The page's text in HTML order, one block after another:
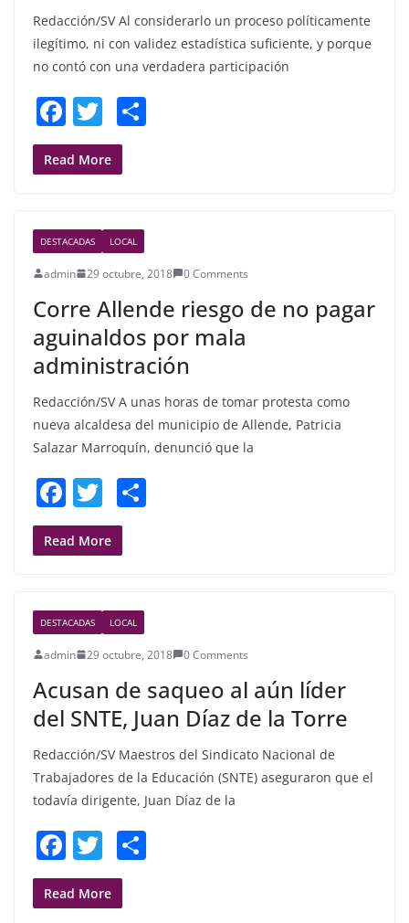
Redacción/SV Al considerarlo un proceso políticamente
ilegítimo, ni con validez estadística suficiente, y porque
no contó con una verdadera participación
F
a
c
b
o
o
k
T
w
itt
Read More
DESTACADAS LOCAL
admin 29 octubre, 2018 0 Comments
Corre Allende riesgo de no pagar
aguinaldos por mala
administración
Redacción/SV A unas horas de tomar protesta como
nueva alcaldesa del municipio de Allende, Patricia
Salazar Marroquín, denunció que la
F
a
c
b
o
o
k
T
w
itt
Read More
DESTACADAS LOCAL
admin 29 octubre, 2018 0 Comments
Acusan de saqueo al aún líder
del SNTE, Juan Díaz de la Torre
Redacción/SV Maestros del Sindicato Nacional de
Trabajadores de la Educación (SNTE) aseguraron que el
todavía dirigente, Juan Díaz de la
F
a
c
T
w
itt
Read More